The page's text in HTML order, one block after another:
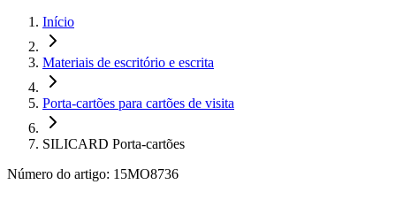
Início
Materiais de escritório e escrita
Porta-cartões para cartões de visita
SILICARD Porta-cartões
Número do artigo: 15MO8736